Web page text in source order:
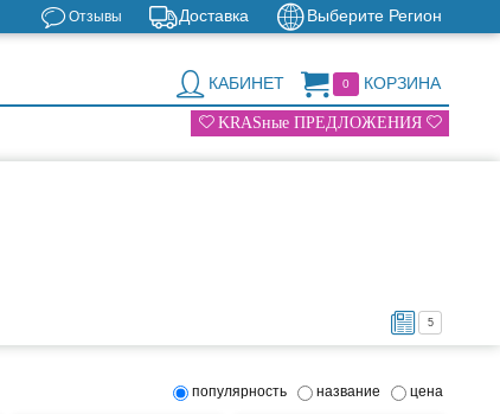
Выберите Регион
Доставка
Отзывы
0 КОРЗИНА
КАБИНЕТ
KRASные ПРЕДЛОЖЕНИЯ
5
популярность название цена